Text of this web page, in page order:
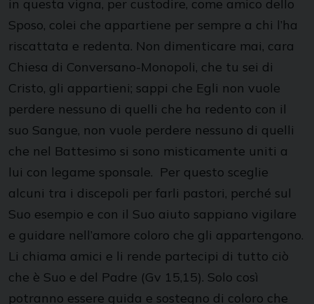
in questa vigna, per custodire, come amico dello
Sposo, colei che appartiene per sempre a chi l’ha
riscattata e redenta. Non dimenticare mai, cara
Chiesa di Conversano-Monopoli, che tu sei di
Cristo, gli appartieni; sappi che Egli non vuole
perdere nessuno di quelli che ha redento con il
suo Sangue, non vuole perdere nessuno di quelli
che nel Battesimo si sono misticamente uniti a
lui con legame sponsale. Per questo sceglie
alcuni tra i discepoli per farli pastori, perché sul
Suo esempio e con il Suo aiuto sappiano vigilare
e guidare nell’amore coloro che gli appartengono.
Li chiama amici e li rende partecipi di tutto ciò
che è Suo e del Padre (Gv 15,15). Solo così
potranno essere guida e sostegno di coloro che